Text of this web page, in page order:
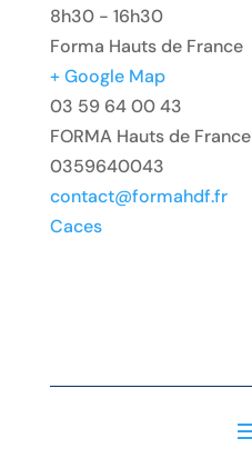
8h30 - 16h30
Forma Hauts de France
+ Google Map
03 59 64 00 43
FORMA Hauts de France
0359640043
contact@formahdf.fr
Caces